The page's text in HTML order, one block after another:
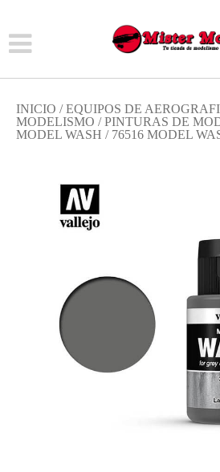
INICIO /EQUIPOS DE
MODELISMO /PINTURAS DE
MODEL WASH / 76516 MODEL